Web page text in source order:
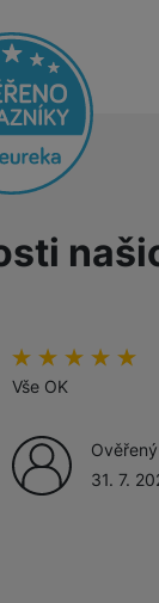
vám mohli
Hodnocení
100%
Vše OK
31. 7.